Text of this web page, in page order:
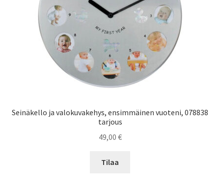
Seinäkello ja valokuvakehys, ensimmäinen vuoteni, 078838
tarjous
49,00 €
Tilaa